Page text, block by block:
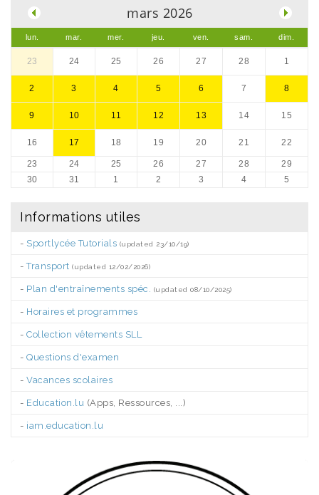
mars 2026
lun. mar. mer. jeu. ven. sam. dim.
23 24 25 26 27 28 1
2 3 4 5 6 7 8
9 10 11 12 13 14 15
16 17 18 19 20 21 22
23 24 25 26 27 28
29
30
31 1 2 3 4 5
Informations utiles
- Sportlycée Tutorials (updated 23/10/19)
-Transport (updated 12/02/2026)
- Plan d'entraînements spéc. (updated 08/10/2025)
- Horaires et programmes
- Collection vêtements SLL
- Questions d'examen
- Vacances scolaires
- Education.lu (Apps, Ressources, ...)
- iam.education.lu